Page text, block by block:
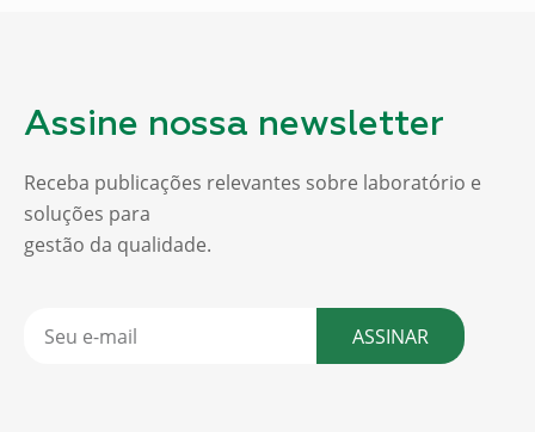
Assine nossa newsletter
Receba publicações relevantes sobre laboratório e
soluções para
gestão da qualidade.
ASSINAR